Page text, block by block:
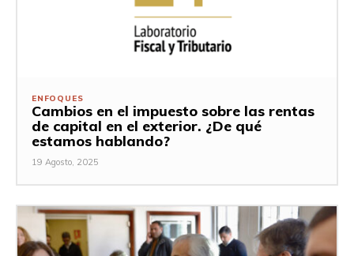
ENFOQUES
Cambios en el impuesto sobre las rentas
de capital en el exterior. ¿De qué
estamos hablando?
19 Agosto, 2025